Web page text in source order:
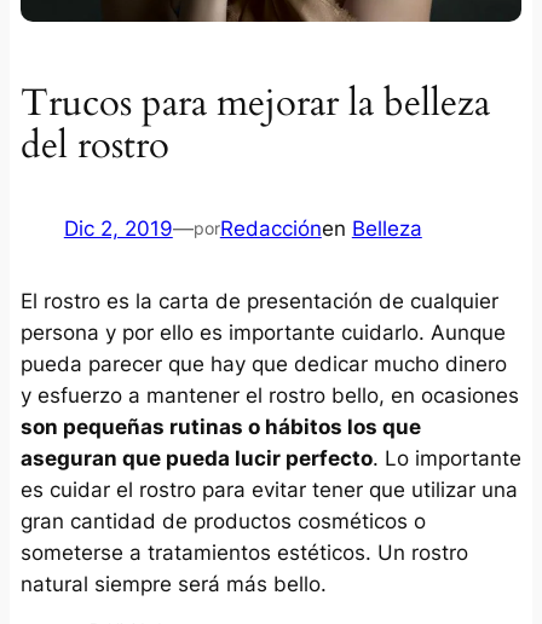
Trucos para mejorar la belleza
del rostro
Dic 2, 2019—porRedacciónen Belleza
El rostro es la carta de presentación de cualquier
persona y por ello es importante cuidarlo. Aunque
pueda parecer que hay que dedicar mucho dinero
y esfuerzo a mantener el rostro bello, en ocasiones
son pequeñas rutinas o hábitos los que
aseguran que pueda lucir perfecto. Lo importante
es cuidar el rostro para evitar tener que utilizar una
gran cantidad de productos cosméticos o
someterse a tratamientos estéticos. Un rostro
natural siempre será más bello.